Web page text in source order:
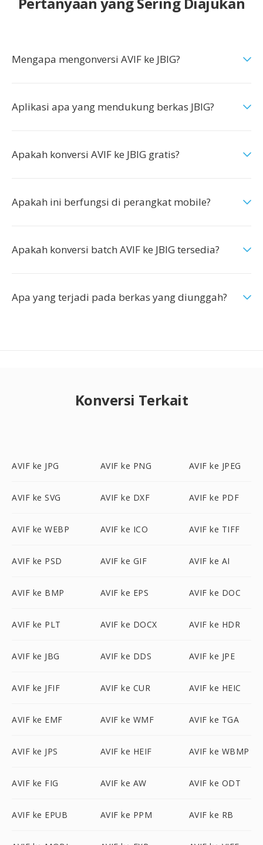
Mengapa mengonversi AVIF ke JBIG?
Aplikasi apa yang mendukung berkas JBIG?
Apakah konversi AVIF ke JBIG gratis?
Apakah ini berfungsi di perangkat mobile?
Apakah konversi batch AVIF ke JBIG tersedia?
Apa yang terjadi pada berkas yang diunggah?
Konversi Terkait
AVIF ke JPG AVIF ke PNG AVIF ke JPEG
AVIF ke SVG AVIF ke DXF AVIF ke PDF
AVIF ke WEBP AVIF ke ICO AVIF ke TIFF
AVIF ke PSD AVIF ke GIF AVIF ke AI
AVIF ke BMP AVIF ke EPS AVIF ke DOC
AVIF ke PLT AVIF ke DOCX AVIF ke HDR
AVIF ke JBG AVIF ke DDS AVIF ke JPE
AVIF ke JFIF AVIF ke CUR AVIF ke HEIC
AVIF ke EMF AVIF ke WMF AVIF ke TGA
AVIF ke JPS AVIF ke HEIF AVIF ke WBMP
AVIF ke FIG AVIF ke AW AVIF ke ODT
AVIF ke EPUB AVIF ke PPM AVIF ke RB